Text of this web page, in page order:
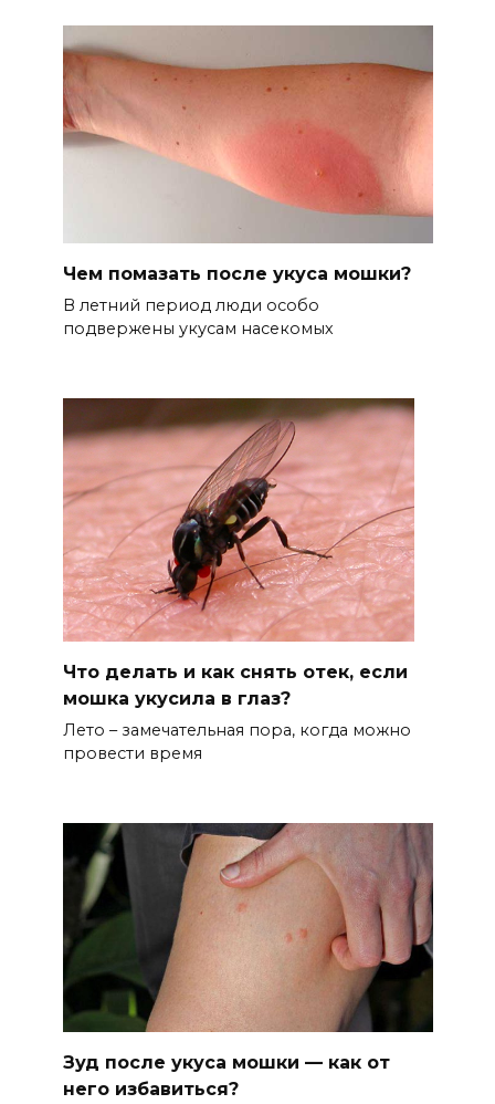
Чем помазать после укуса мошки?
В летний период люди особо
подвержены укусам насекомых
Что делать и как снять отек, если
мошка укусила в глаз?
Лето – замечательная пора, когда можно
провести время
Зуд после укуса мошки — как от
него избавиться?